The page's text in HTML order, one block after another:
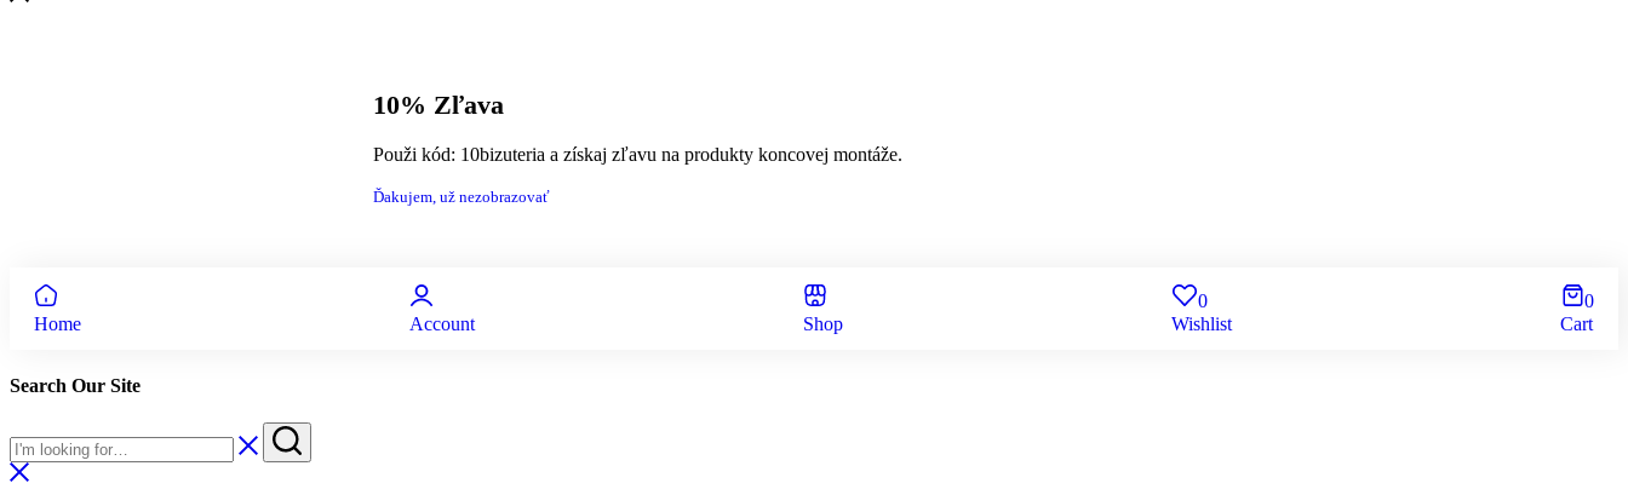
10% Zľava
Použi kód: 10bizuteria a získaj zľavu na produkty koncovej montáže.
Ďakujem, už nezobrazovať
Home Account Shop
0
Wishlist
0
Cart
Search Our Site